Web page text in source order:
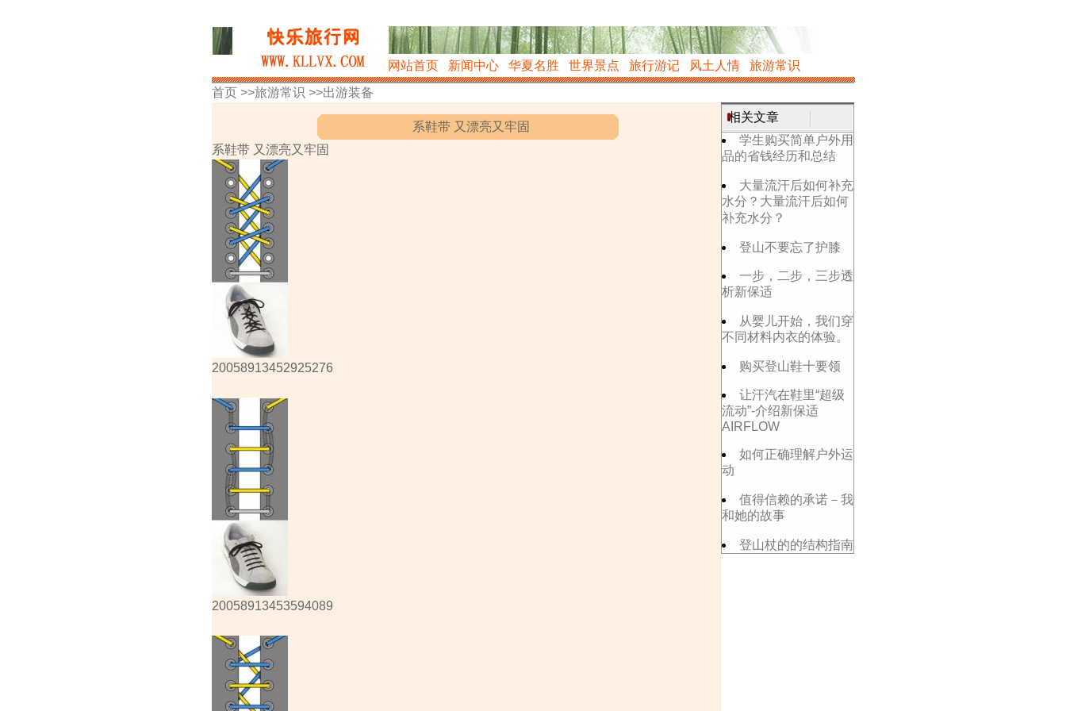
网站首页 新闻中心 华夏名胜 世界景点 旅行游记 风土人情
旅游常识
首页 >>旅游常识 >>出游装备
相关文章
学生购买简单户外用
品的省钱经历和总结
大量流汗后如何补充
水分？大量流汗后如何
补充水分？
登山不要忘了护膝
一步，二步，三步透
析新保适
从婴儿开始，我们穿
不同材料内衣的体验。
购买登山鞋十要领
让汗汽在鞋里“超级
流动”-介绍新保适
AIRFLOW
如何正确理解户外运
动
值得信赖的承诺－我
和她的故事
登山杖的的结构指南
系鞋带 又漂亮又牢固
系鞋带 又漂亮又牢固
20058913452925276
20058913453594089